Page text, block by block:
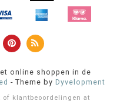
online shoppen in de
- Theme by Dyvelopment
of klantbeoordelingen at